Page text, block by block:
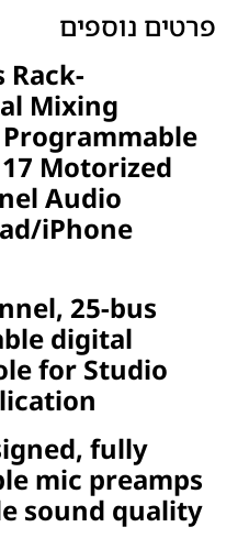
פרטים נוספים
Rack-
Mixing
Motorized
Audio
iPhone
25-bus
digital
for Studio
fully
mic preamps
sound quality